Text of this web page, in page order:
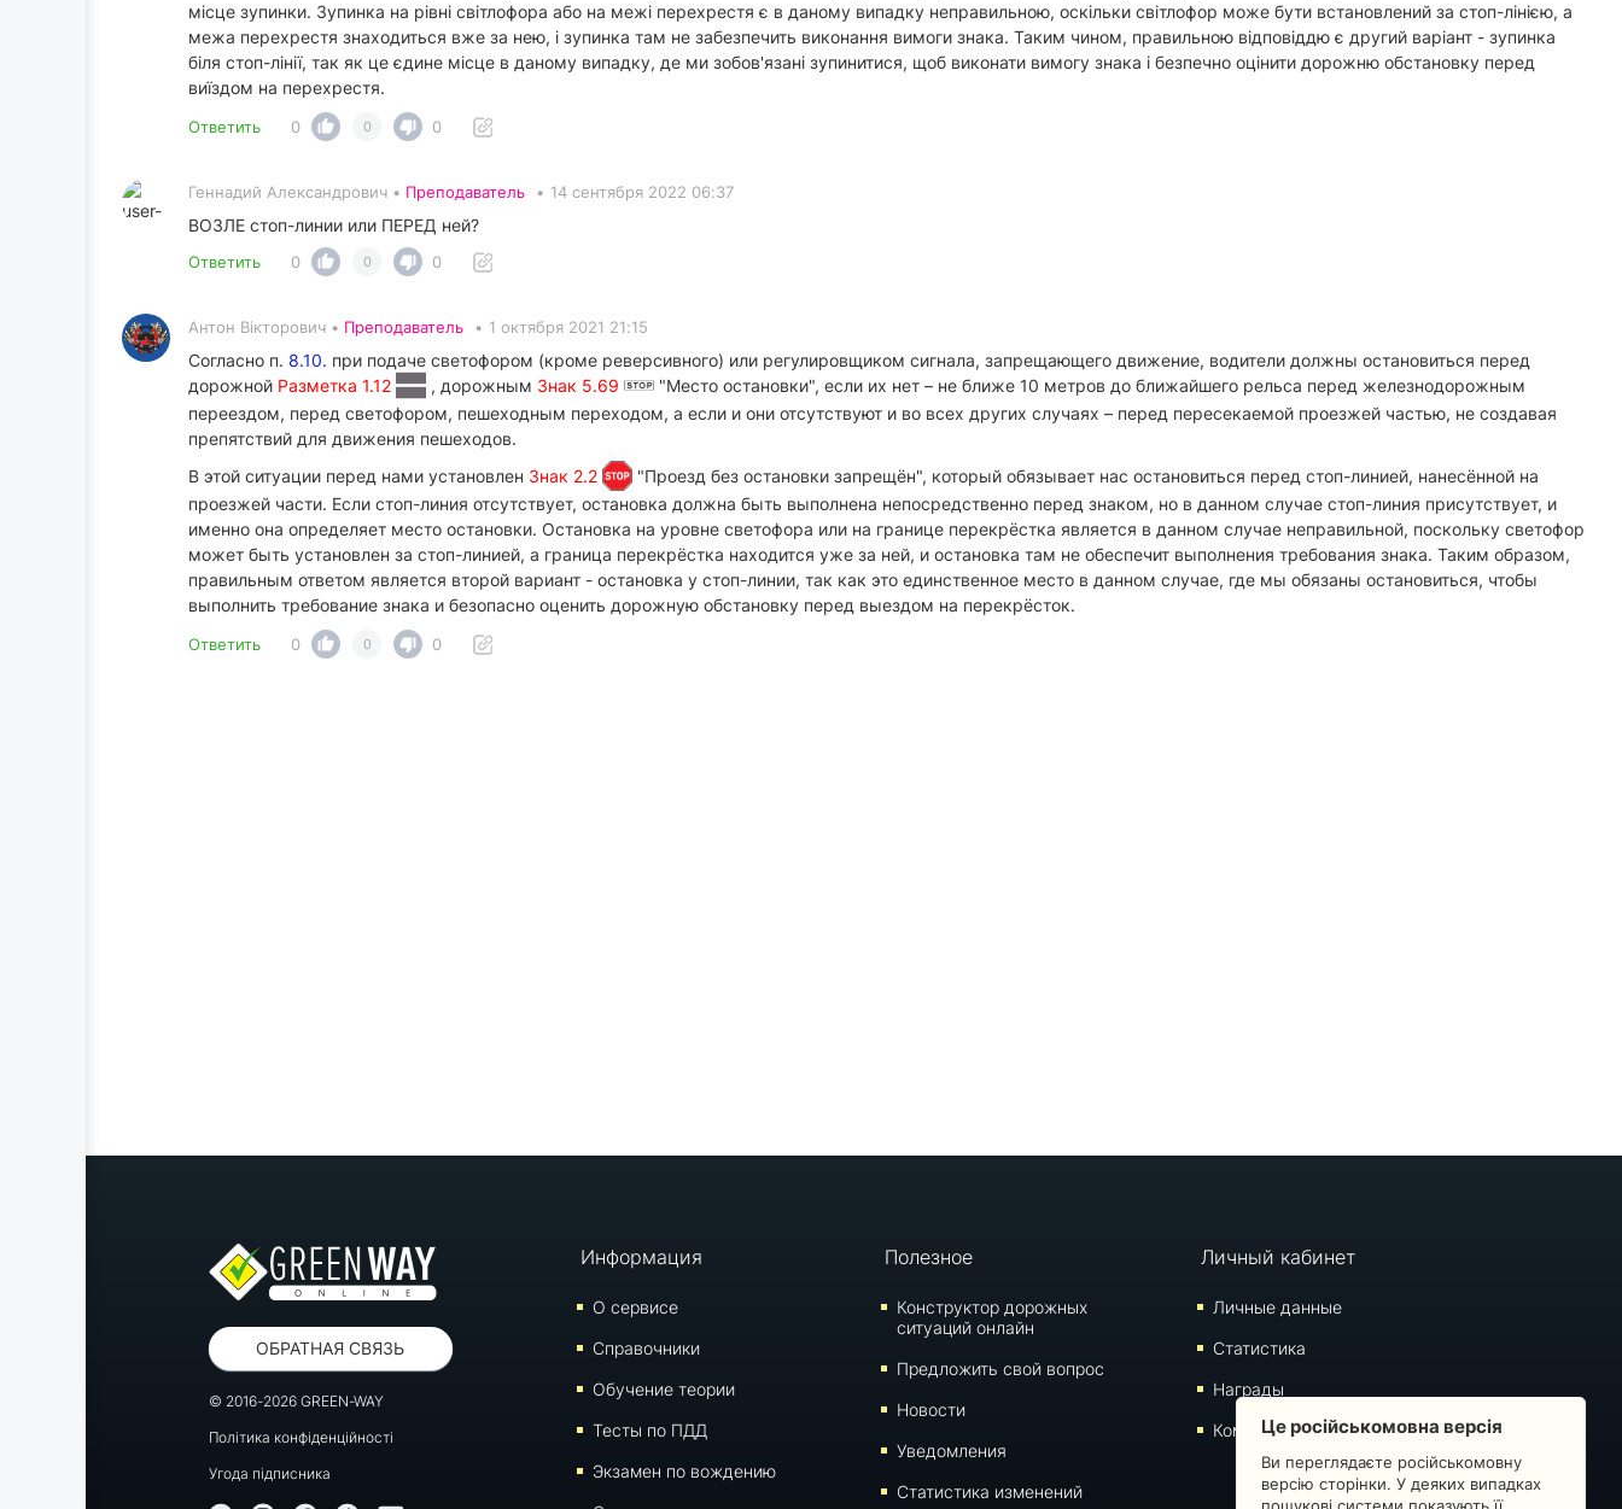
місце зупинки. Зупинка на рівні світлофора або на межі перехрестя є в даному випадку неправильною, оскільки світлофор може бути встановлений за стоп-лінією, а
межа перехрестя знаходиться вже за нею, і зупинка там не забезпечить виконання вимоги знака. Таким чином, правильною відповіддю є другий варіант - зупинка
біля стоп-лінії, так як це єдине місце в даному випадку, де ми зобов'язані зупинитися, щоб виконати вимогу знака і безпечно оцінити дорожню обстановку перед
виїздом на перехрестя.
Ответить 0 0 0
Геннадий Александрович • Преподаватель • 14 сентября 2022 06:37
ВОЗЛЕ стоп-линии или ПЕРЕД ней?
Ответить 0 0 0
Антон Вікторович • Преподаватель • 1 октября 2021 21:15
Согласно п. 8.10. при подаче светофором (кроме реверсивного) или регулировщиком сигнала, запрещающего движение, водители должны остановиться перед
дорожной Разметка 1.12 , дорожным Знак 5.69
"Место остановки", если их нет – не ближе 10 метров до ближайшего рельса перед железнодорожным
переездом, перед светофором, пешеходным переходом, а если и они отсутствуют и во всех других случаях – перед пересекаемой проезжей частью, не создавая
препятствий для движения пешеходов.
В этой ситуации перед нами установлен Знак 2.2
"Проезд без остановки запрещён", который обязывает нас остановиться перед стоп-линией, нанесённой на
проезжей части. Если стоп-линия отсутствует, остановка должна быть выполнена непосредственно перед знаком, но в данном случае стоп-линия присутствует, и
именно она определяет место остановки. Остановка на уровне светофора или на границе перекрёстка является в данном случае неправильной, поскольку светофор
может быть установлен за стоп-линией, а граница перекрёстка находится уже за ней, и остановка там не обеспечит выполнения требования знака. Таким образом,
правильным ответом является второй вариант - остановка у стоп-линии, так как это единственное место в данном случае, где мы обязаны остановиться, чтобы
выполнить требование знака и безопасно оценить дорожную обстановку перед выездом на перекрёсток.
Ответить 0 0 0
ОБРАТНАЯ СВЯЗЬ
© 2016-2026 GREEN-WAY
Політика конфіденційності
Угода підписника
Информация
О сервисе
Справочники
Обучение теории
Тесты по ПДД
Экзамен по вождению
Полезное
Конструктор дорожных
ситуаций онлайн
Предложить свой вопрос
Новости
Уведомления
Статистика изменений
Личный кабинет
Личные данные
Статистика
Награды
Комментарии
Це російськомовна версія
Ви переглядаєте російськомовну
версію сторінки. У деяких випадках